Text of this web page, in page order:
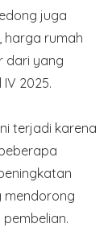
juga
harga rumah
dari yang
2025.
terjadi karena
mendorong